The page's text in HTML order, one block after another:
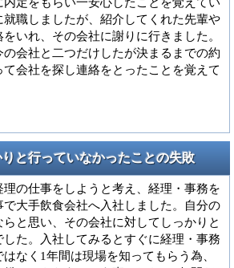
就職しましたが、紹介してくれた先輩や
いれ、その会社に謝りに行きました。
会社と二つだけしたが決まるまでの約
て会社を探し連絡をとったことを覚えて
と行っていなかったことの失敗
の仕事をしようと考え、経理・事務を
大手飲食会社へ入社しました。自分の
と思い、その会社に対してしっかりと
た。入社してみるとすぐに経理・事務
なく1年間は現場を知ってもらう為、